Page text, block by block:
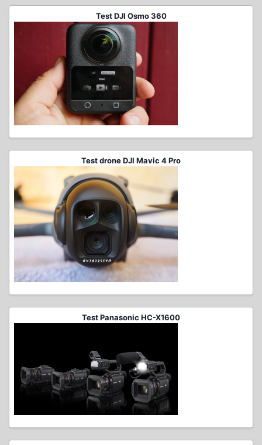
Test DJI Osmo 360
Test drone DJI Mavic 4 Pro
Test Panasonic HC-X1600